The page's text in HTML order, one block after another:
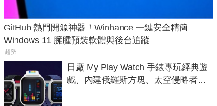
GitHub 熱門開源神器！Winhance 一鍵安全精簡
Windows 11 臃腫預裝軟體與後台追蹤
趨勢
日廠 My Play Watch 手錶專玩經典遊
戲、內建俄羅斯方塊、太空侵略者，